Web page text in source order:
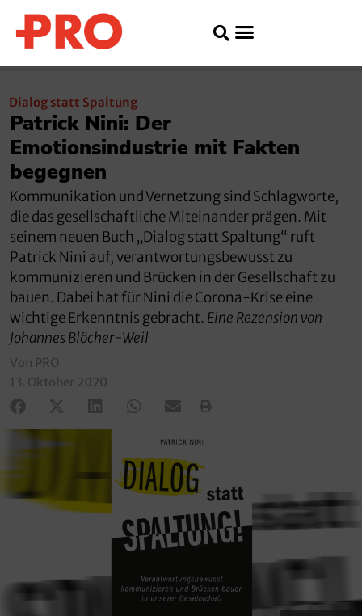
Dialog statt Spaltung
Patrick Nini: Der
Emotionsindustrie mit Fakten
begegnen
Kommunikation und Vernetzung sind Schlagworte,
die das gesellschaftliche Miteinander prägen. Mit
seinem neuen Buch „Dialog statt Spaltung“ ruft
Patrick Nini auf, verantwortungsbewusst zu
kommunizieren und Brücken in der Gesellschaft zu
bauen. Dabei hat für Nini die Corona-Krise eine
wichtige Erkenntnis gebracht. Eine Rezension von
Johannes Blöcher-Weil
Von PRO
13. Oktober 2020